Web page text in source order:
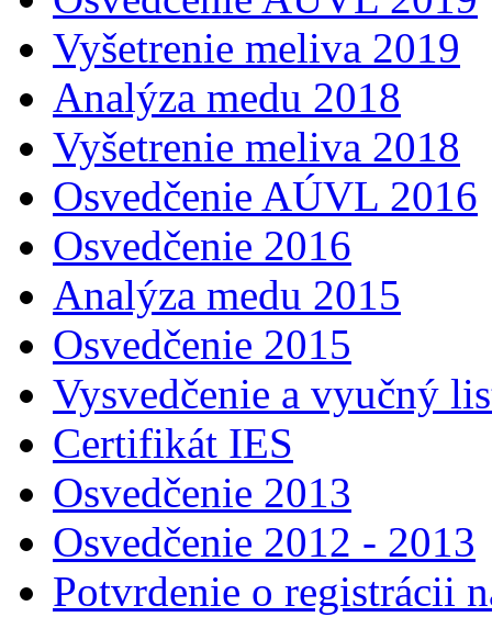
Vyšetrenie meliva 2019
Analýza medu 2018
Vyšetrenie meliva 2018
Osvedčenie AÚVL 2016
Osvedčenie 2016
Analýza medu 2015
Osvedčenie 2015
Vysvedčenie a vyučný
Certifikát IES
Osvedčenie 2013
Osvedčenie 2012 - 2013
Potvrdenie o registrácii